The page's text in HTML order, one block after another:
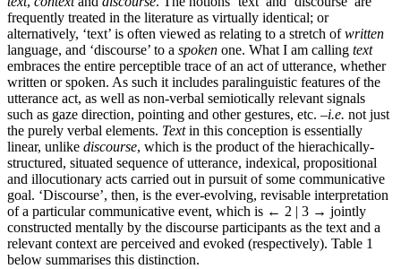
frequently treated in the literature as virtually identical; or
alternatively, ‘text’ is often viewed as relating to a stretch ofwritten
language, and ‘discourse’ to a spoken one. What I am calling text
embraces the entire perceptible trace of an act of utterance, whether
written or spoken. As such it includes paralinguistic features of the
utterance act, as well as non-verbal semiotically relevant signals
such as gaze direction, pointing and other gestures, etc. –i.e. not just
the purely verbal elements. Textin this conception is essentially
linear, unlike discourse, which is the product of the hierachically-
structured, situated sequence of utterance, indexical, propositional
and illocutionary acts carried out in pursuit of some communicative
goal. ‘Discourse’, then, is the ever-evolving, revisable interpretation
of a particular communicative event, which is ← 2 | 3 → jointly
constructed mentally by the discourse participants as the text and a
relevant context are perceived and evoked (respectively). Table 1
below summarises this distinction.